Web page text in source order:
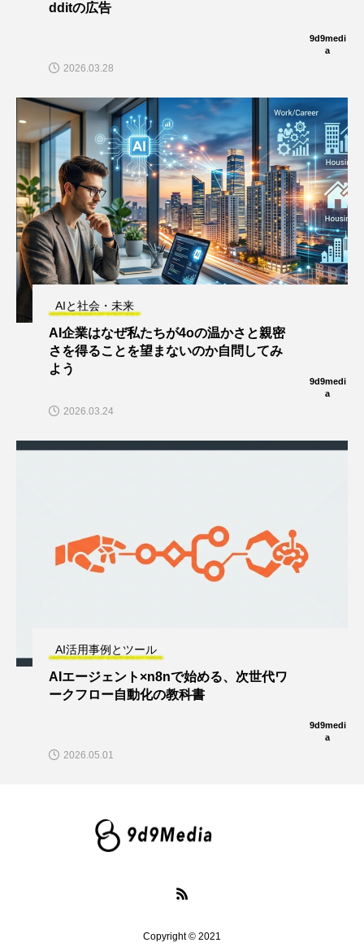
dditの広告
9d9medi
a
2026.03.28
AIと社会・未来
AI企業はなぜ私たちが4oの温かさと親密
さを得ることを望まないのか自問してみ
よう
9d9medi
a
2026.03.24
AI活用事例とツール
AIエージェント×n8nで始める、次世代ワ
ークフロー自動化の教科書
9d9medi
a
2026.05.01
Copyright © 2021